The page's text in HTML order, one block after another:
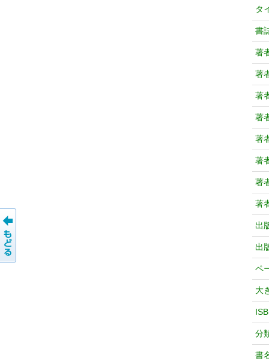
タ
書
著
著
著
著
著
著
著
著
出
出
ペ
大
分
書